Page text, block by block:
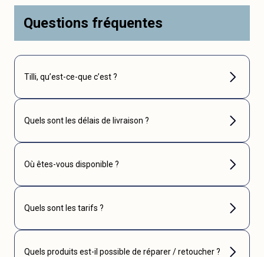
Questions fréquentes
Tilli, qu’est-ce-que c’est ?
Quels sont les délais de livraison ?
Où êtes-vous disponible ?
Quels sont les tarifs ?
Quels produits est-il possible de réparer / retoucher ?